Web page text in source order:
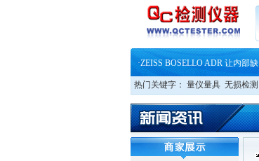
大牌云集 买家升级 ——26
蔡司软件 | 高效变形分析能
铸就AI服务器质量动脉 – 高
·铸就AI服务器质量动脉 – 高
·ZEISS BOSELLO ADR 让内部缺
·蔡司和亿纬锂能达成战略合作
·大牌云集 买家升级 ——26
热门关键字： 量仪量具 无损检测